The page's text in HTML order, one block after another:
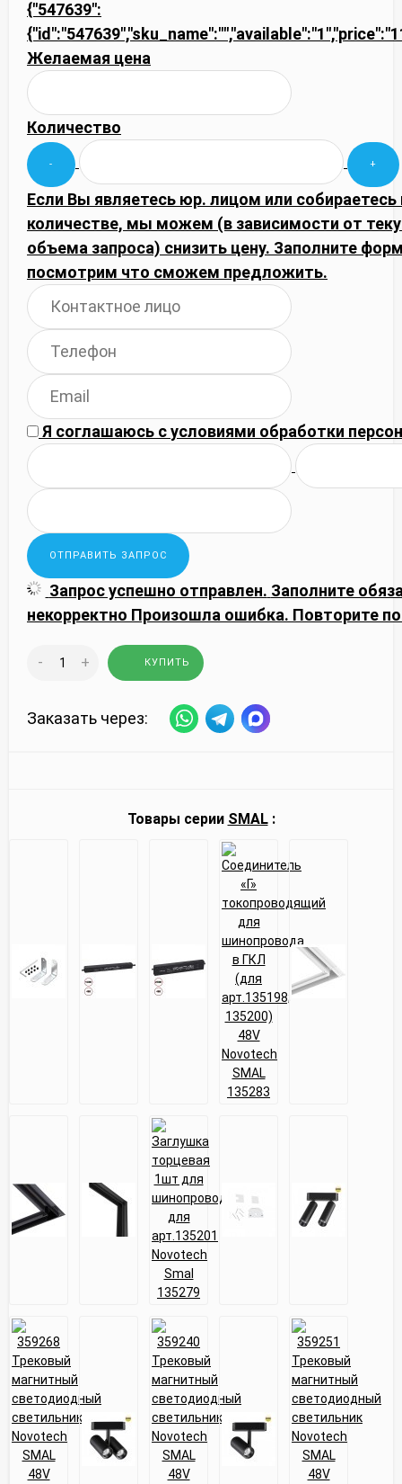
{"547639":
Желаемая цена
Количество
Если Вы являетесь юр. лицом или
количестве, мы можем (в зависимости от
объема запроса) снизить цену. Заполните
посмотрим что сможем предложить.
Я соглашаюсь сусловиями обработки
Запрос успешно отправлен. Заполните
некорректно Произошла ошибка. Повторите
- + КУПИТЬ
Заказать через:
Товары серии SMAL: